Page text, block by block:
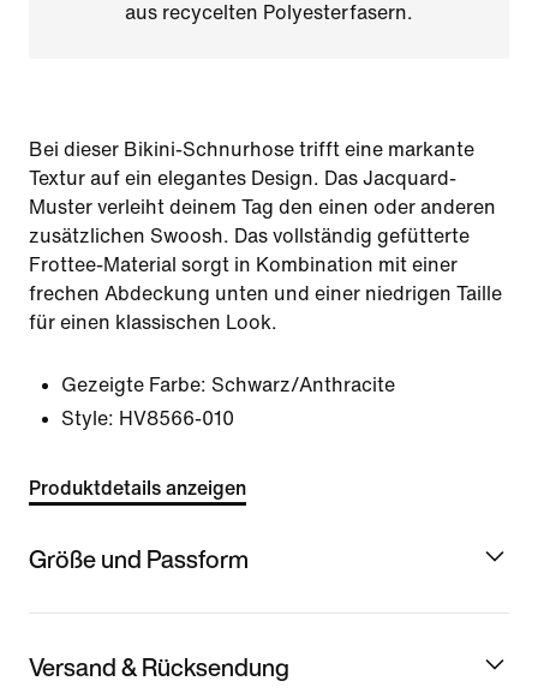
aus recycelten Polyesterfasern.
Bei dieser Bikini-Schnurhose trifft eine markante
Textur auf ein elegantes Design. Das Jacquard-
Muster verleiht deinem Tag den einen oder anderen
zusätzlichen Swoosh. Das vollständig gefütterte
Frottee-Material sorgt in Kombination mit einer
frechen Abdeckung unten und einer niedrigen Taille
für einen klassischen Look.
Gezeigte Farbe: Schwarz/Anthracite
Style: HV8566-010
Produktdetails anzeigen
Größe und Passform
Versand & Rücksendung